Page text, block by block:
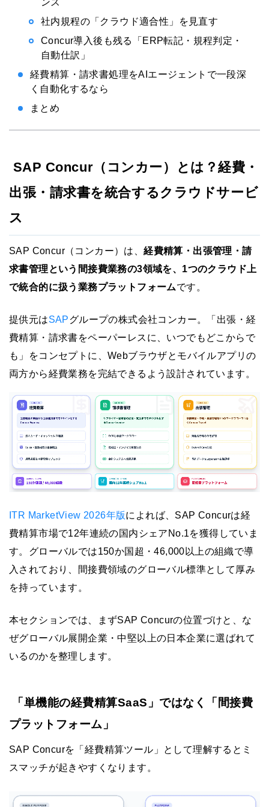
ンス
社内規程の「クラウド適合性」を見直す
Concur導入後も残る「ERP転記・規程判定・
自動仕訳」
経費精算・請求書処理をAIエージェントで一段深
く自動化するなら
まとめ
SAP Concur（コンカー）とは？経費・
出張・請求書を統合するクラウドサービ
ス
SAP Concur（コンカー）は、経費精算・出張管理・請
求書管理という間接費業務の3領域を、1つのクラウド上
で統合的に扱う業務プラットフォームです。
提供元はSAPグループの株式会社コンカー。「出張・経
費精算・請求書をペーパーレスに、いつでもどこからで
も」をコンセプトに、Webブラウザとモバイルアプリの
両方から経費業務を完結できるよう設計されています。
ITR MarketView 2026年版によれば、SAP Concurは経
費精算市場で12年連続の国内シェアNo.1を獲得していま
す。グローバルでは150か国超・46,000以上の組織で導
入されており、間接費領域のグローバル標準として厚み
を持っています。
本セクションでは、まずSAP Concurの位置づけと、な
ぜグローバル展開企業・中堅以上の日本企業に選ばれて
いるのかを整理します。
「単機能の経費精算SaaS」ではなく「間接費
プラットフォーム」
SAP Concurを「経費精算ツール」として理解するとミ
スマッチが起きやすくなります。